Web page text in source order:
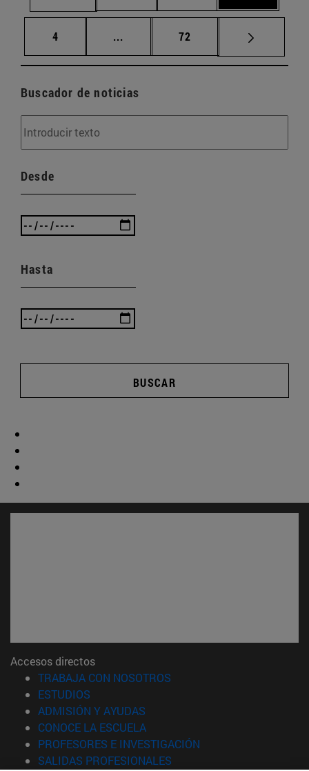
Página
4 ... Páginas intermedias Use TAB para
Página
72
Buscador de noticias
Desde
Hasta
BUSCAR
Accesos directos
TRABAJA CON NOSOTROS
ESTUDIOS
ADMISIÓN Y AYUDAS
CONOCE LA ESCUELA(abre en nueva ventana)
PROFESORES E INVESTIGACIÓN
SALIDAS PROFESIONALES